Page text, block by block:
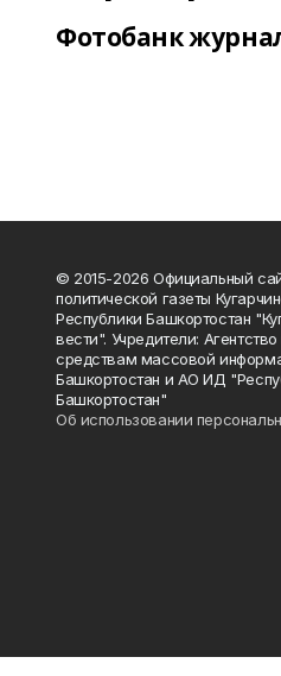
Фотобанк
© 2015-2026 Официальный
политической газеты
Республики Башкортостан
вести". Учредители:
средствам массовой
Башкортостан и АО ИД
Башкортостан"
Об использовании